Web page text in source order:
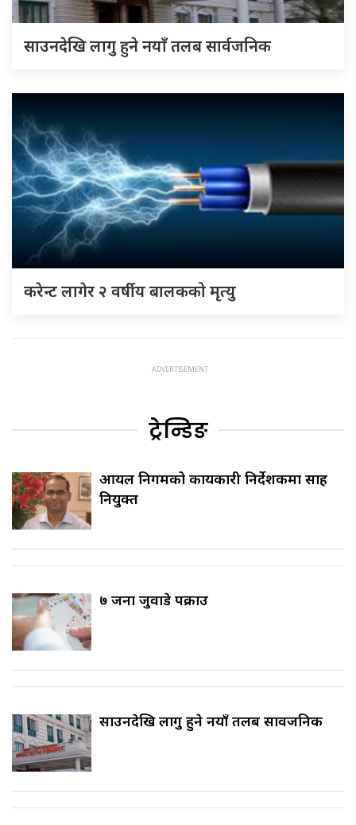
साउनदेखि लागु हुने नयाँ तलब सार्वजनिक
करेन्ट लागेर २ वर्षीय बालकको मृत्यु
ट्रेन्डिङ
आयल निगमको कार्यकारी निर्देशकमा साह
नियुक्त
७ जना जुवाडे पक्राउ
साउनदेखि लागु हुने नयाँ तलब सार्वजनिक